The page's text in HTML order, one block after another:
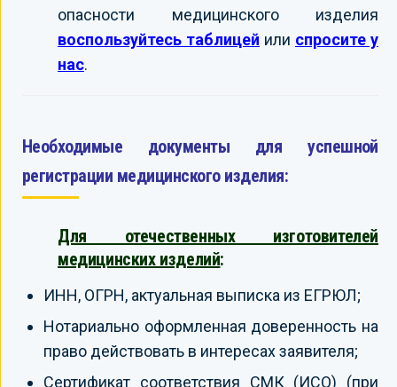
опасности медицинского изделия
воспользуйтесь таблицей или спросите у
нас.
Необходимые документы для успешной
регистрации медицинского изделия:
Для отечественных изготовителей
медицинских изделий:
ИНН, ОГРН, актуальная выписка из ЕГРЮЛ;
Нотариально оформленная доверенность на
право действовать в интересах заявителя;
Сертификат соответствия СМК (ИСО) (при